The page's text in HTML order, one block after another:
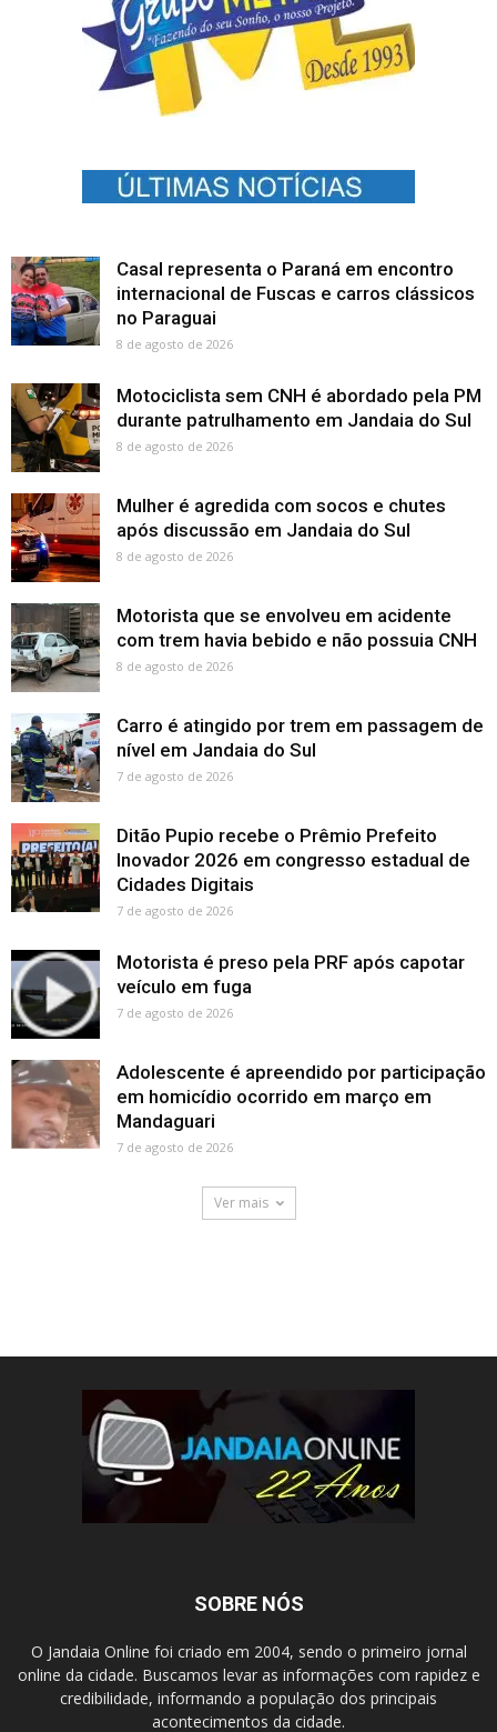
Casal representa o Paraná em encontro
internacional de Fuscas e carros clássicos
no Paraguai
8 de agosto de 2026
Motociclista sem CNH é abordado pela PM
durante patrulhamento em Jandaia do Sul
8 de agosto de 2026
Mulher é agredida com socos e chutes
após discussão em Jandaia do Sul
8 de agosto de 2026
Motorista que se envolveu em acidente
com trem havia bebido e não possuia CNH
8 de agosto de 2026
Carro é atingido por trem em passagem de
nível em Jandaia do Sul
7 de agosto de 2026
Ditão Pupio recebe o Prêmio Prefeito
Inovador 2026 em congresso estadual de
Cidades Digitais
7 de agosto de 2026
Motorista é preso pela PRF após capotar
veículo em fuga
7 de agosto de 2026
Adolescente é apreendido por participação
em homicídio ocorrido em março em
Mandaguari
7 de agosto de 2026
Ver mais
SOBRE NÓS
O Jandaia Online foi criado em 2004, sendo o primeiro jornal
online da cidade. Buscamos levar as informações com rapidez e
credibilidade, informando a população dos principais
acontecimentos da cidade.